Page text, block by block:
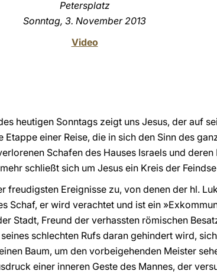
Petersplatz
Sonntag, 3. November 2013
Video
heutigen Sonntags zeigt uns Jesus, der auf
einer Reise, die in sich den Sinn des
Schafen des Hauses Israels und
schließt sich um Jesus ein Kreis der
freudigsten Ereignisse zu, von denen der hl.
Schaf, er wird verachtet und ist ein
Stadt, Freund der verhassten römischen
schlechten Rufs daran gehindert wird,
Baum, um den vorbeigehenden Meister
einer inneren Geste des Mannes, der